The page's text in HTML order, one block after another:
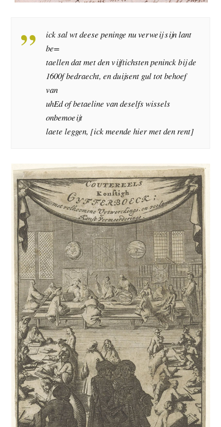
ick sal wt deese peninge nu verweij sijn lant
be=
taellen dat met den vijftichsten peninck bij de
1600f bedraecht, en duijsent gul tot behoef
van
uhEd of betaeline van deselfs wissels
onbemoeijt
laete leggen, [ick meende hier met den rent]